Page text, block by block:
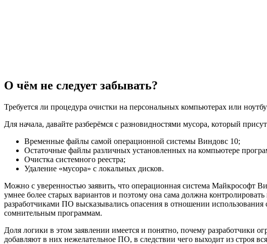
О чём не следует забывать?
Требуется ли процедура очистки на персональных компьютерах или
Для начала, давайте разберёмся с разновидностями мусора, который
Временные файлы самой операционной системы Виндовс 10;
Остаточные файлы различных установленных на компьютере
Очистка системного реестра;
Удаление «мусора» с локальных дисков.
Можно с уверенностью заявить, что операционная система Майкрософт
умнее более старых вариантов и поэтому она сама должна
разработчиками ПО высказывались опасения в отношении
сомнительным программам.
Доля логики в этом заявлении имеется и понятно, почему
добавляют в них нежелательное ПО, в следствии чего выходит из строя